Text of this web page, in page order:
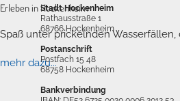
Erleben in Hockenheim
Spaß unter prickelnden
mehr dazu...
Stadt Hockenheim
Rathausstraße 1
68766 Hockenheim
Postanschrift
Postfach 15 48
68758 Hockenheim
Bankverbindung